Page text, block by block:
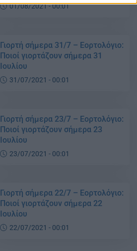
01/08/2021 - 00:01
Γιορτή σήμερα 31/7 – Εορτολόγιο:
Ποιοί γιορτάζουν σήμερα 31
Ιουλίου
31/07/2021 - 00:01
Γιορτή σήμερα 23/7 – Εορτολόγιο:
Ποιοί γιορτάζουν σήμερα 23
Ιουλίου
23/07/2021 - 00:01
Γιορτή σήμερα 22/7 – Εορτολόγιο:
Ποιοί γιορτάζουν σήμερα 22
Ιουλίου
22/07/2021 - 00:01